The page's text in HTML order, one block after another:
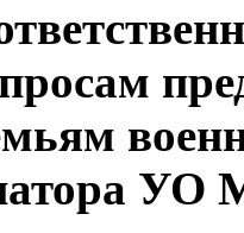
УО